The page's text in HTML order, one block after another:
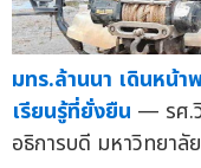
มทร.ล้านนา เดินหน้
เรียนรู้ที่ยั่งยืน — รศ.
อธิการบดี มหาวิทยาลั